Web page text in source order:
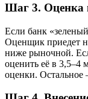
Шаг 3. Оценка
Если банк
Оценщик приедет
ниже рыночной.
оценить её в 3,5–4
оценки.